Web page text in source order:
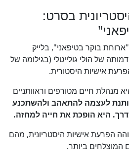
בסרט:
בוקר בטיפאני", בלייק
שנת 1961, ואת דמותה של הולי גולייטלי (בגילומה של
אישיות היסטורית.
מנהלת חיים מטורפים וראוותניים
לעצמה להתאהב ולהשתכנע
היא הופכת את חייה למחזה.
הפרעת אישיות היסטריונית, מהם
המוצלחים ביותר.